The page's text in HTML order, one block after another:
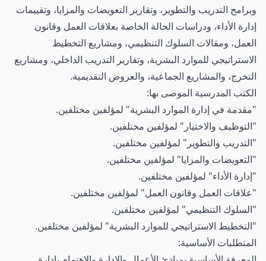
وبرامج التدريب والتطوير، وتقارير التعويضات والمزايا، وتقييمات
إدارة الأداء، ودراسات الحالة الخاصة بعلاقات العمل وقانون
العمل، ومقالات السلوك التنظيمي، ومشاريع التخطيط
الاستراتيجي للموارد البشرية، وتقارير التدريب الداخلي، ومشاريع
التخرج، والمشاريع الجماعية، والعروض التقديمية.
الكتب المدرسية الموصى بها:
"مقدمة في إدارة الموارد البشرية" لمؤلفين مختلفين.
"التوظيف والاختيار" لمؤلفين مختلفين.
"التدريب والتطوير" لمؤلفين مختلفين.
"التعويضات والمزايا" لمؤلفين مختلفين.
"إدارة الأداء" لمؤلفين مختلفين.
"علاقات العمل وقانون العمل" لمؤلفين مختلفين.
"السلوك التنظيمي" لمؤلفين مختلفين.
"التخطيط الاستراتيجي للموارد البشرية" لمؤلفين مختلفين.
المتطلبات الأساسية: